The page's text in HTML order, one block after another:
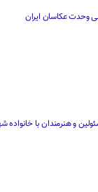
وحدت عکاسان ایران
و هنرمندان با خانواده